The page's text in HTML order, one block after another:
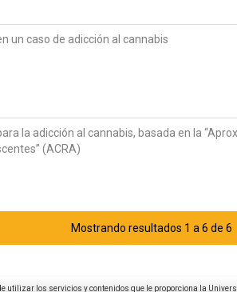
un caso de adicción al cannabis
la adicción al cannabis, basada en la
(ACRA)
Mostrando resultados 1 a 6 de 6
utilizar los servicios y contenidos que le proporciona la